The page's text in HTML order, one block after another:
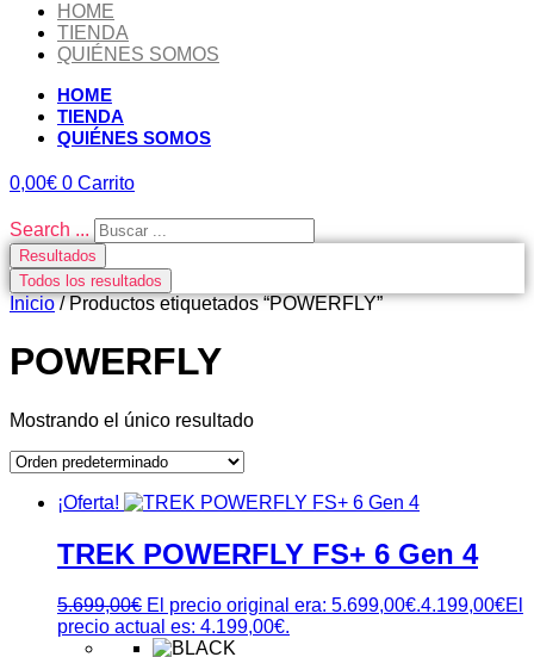
HOME
TIENDA
QUIÉNES SOMOS
HOME
TIENDA
QUIÉNES SOMOS
0,00€ 0 Carrito
Search ...
Resultados
Todos los resultados
Inicio/ Productos etiquetados “POWERFLY”
POWERFLY
Mostrando el único resultado
¡Oferta!
TREK POWERFLY FS+ 6 Gen 4
5.699,00€ El precio original era: 5.699,00€.4.199,00€El
precio actual es: 4.199,00€.